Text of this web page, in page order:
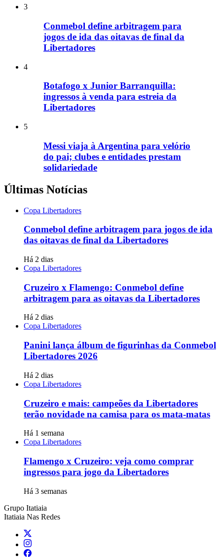
3
Conmebol define arbitragem para
jogos de ida das oitavas de final da
Libertadores
4
Botafogo x Junior Barranquilla:
ingressos à venda para estreia da
Libertadores
5
Messi viaja à Argentina para velório
do pai; clubes e entidades prestam
solidariedade
Últimas Notícias
Copa Libertadores
Conmebol define arbitragem para jogos de ida
das oitavas de final da Libertadores
Há 2 dias
Copa Libertadores
Cruzeiro x Flamengo: Conmebol define
arbitragem para as oitavas da Libertadores
Há 2 dias
Copa Libertadores
Panini lança álbum de figurinhas da Conmebol
Libertadores 2026
Há 2 dias
Copa Libertadores
Cruzeiro e mais: campeões da Libertadores
terão novidade na camisa para os mata-matas
Há 1 semana
Copa Libertadores
Flamengo x Cruzeiro: veja como comprar
ingressos para jogo da Libertadores
Há 3 semanas
Grupo Itatiaia
Itatiaia Nas Redes